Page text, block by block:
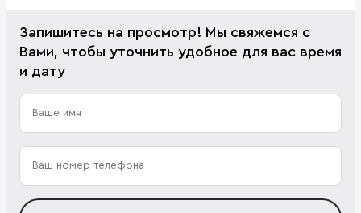
Запишитесь на просмотр! Мы свяжемся с
Вами, чтобы уточнить удобное для вас время
и дату